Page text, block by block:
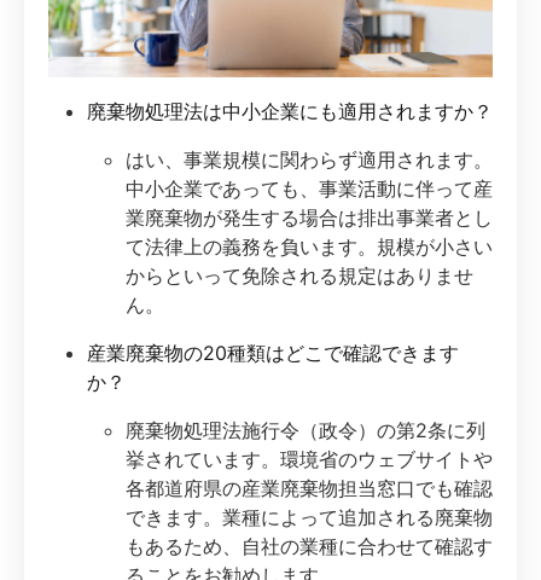
廃棄物処理法は中小企業にも適用されますか？
はい、事業規模に関わらず適用されます。
中小企業であっても、事業活動に伴って産
業廃棄物が発生する場合は排出事業者とし
て法律上の義務を負います。規模が小さい
からといって免除される規定はありませ
ん。
産業廃棄物の20種類はどこで確認できます
か？
廃棄物処理法施行令（政令）の第2条に列
挙されています。環境省のウェブサイトや
各都道府県の産業廃棄物担当窓口でも確認
できます。業種によって追加される廃棄物
もあるため、自社の業種に合わせて確認す
ることをお勧めします。